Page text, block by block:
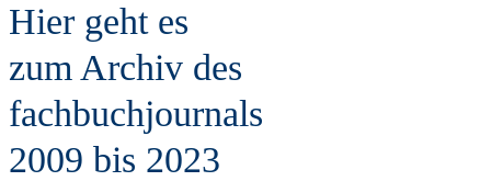
Hier geht es
zum Archiv des
fachbuchjournals
2009 bis 2023